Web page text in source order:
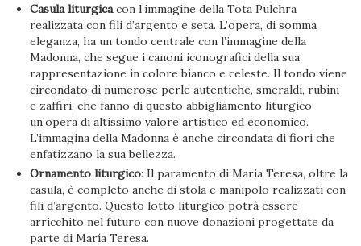
Casula liturgicacon l’immagine della Tota Pulchra
realizzata con fili d’argento e seta. L’opera, di somma
eleganza, ha un tondo centrale con l’immagine della
Madonna, che segue i canoni iconografici della sua
rappresentazione in colore bianco e celeste. Il tondo viene
circondato di numerose perle autentiche, smeraldi, rubini
e zaffiri, che fanno di questo abbigliamento liturgico
un’opera di altissimo valore artistico ed economico.
L’immagina della Madonna è anche circondata di fiori che
enfatizzano la sua bellezza.
Ornamento liturgico: Il paramento di Maria Teresa, oltre la
casula, è completo anche di stola e manipolo realizzati con
fili d’argento. Questo lotto liturgico potrà essere
arricchito nel futuro con nuove donazioni progettate da
parte di María Teresa.